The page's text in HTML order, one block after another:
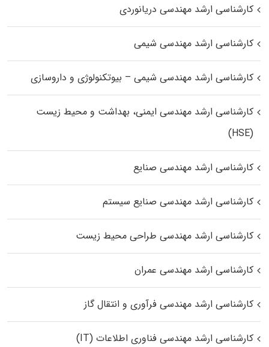
کارشناسی ارشد مهندسی دریانوردی
کارشناسی ارشد مهندسی شیمی
کارشناسی ارشد مهندسی شیمی – بیوتکنولوژی و داروسازی
کارشناسی ارشد مهندسی ایمنی، بهداشت و محیط زیست
(HSE)
کارشناسی ارشد مهندسی صنایع
کارشناسی ارشد مهندسی صنایع سیستم
کارشناسی ارشد مهندسی طراحی محیط زیست
کارشناسی ارشد مهندسی عمران
کارشناسی ارشد مهندسی فرآوری و انتقال گاز
کارشناسی ارشد مهندسی فناوری اطلاعات (IT)